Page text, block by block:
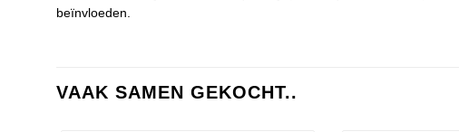
beïnvloeden.
VAAK SAMEN GEKOCHT..